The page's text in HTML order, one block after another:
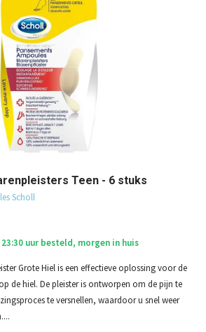
Teen - 6 stuks
Scholl
uur besteld, morgen in huis
Grote Hiel is een effectieve oplossing voor de
de hiel. De pleister is ontworpen om de pijn te
te versnellen, waardoor u snel weer